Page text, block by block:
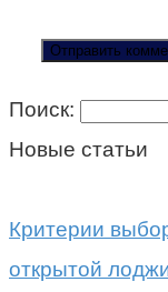
Поиск:
Новые статьи
Критерии
открытой